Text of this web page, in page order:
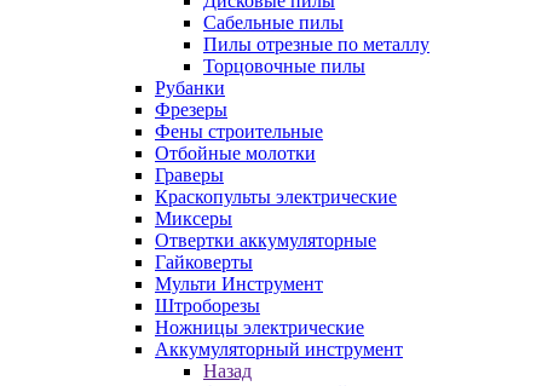
Сабельные пилы
Пилы отрезные по металлу
Торцовочные пилы
Рубанки
Фрезеры
Фены строительные
Отбойные молотки
Граверы
Краскопульты электрические
Миксеры
Отвертки аккумуляторные
Гайковерты
Мульти Инструмент
Штроборезы
Ножницы электрические
Аккумуляторный инструмент
Назад